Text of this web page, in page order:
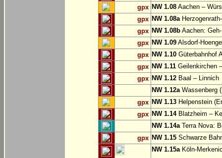
gpx NW 1.08 Aachen –
gpx NW 1.08a
gpx NW 1.08b Aachen:
gpx NW 1.09 Alsdorf-
gpx NW 1.10 Güterbahnhof
gpx NW 1.11 Geilenkirchen
gpx NW 1.12 Baal – Linnich
NW 1.12aWassenberg
gpx NW 1.13 Helpenstein
gpx NW 1.14Blatzheim –
NW 1.14aTerra Nova:
gpx NW 1.15 Schwarze
NW 1.15aKöln-